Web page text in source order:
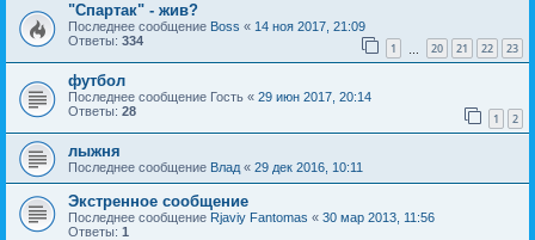
"Спартак" - жив?
Последнее сообщение Boss « 14 ноя 2017, 21:09
Ответы: 334 1 20 21 22 23
футбол
Последнее сообщение Гость « 29 июн 2017, 20:14
Ответы: 28 1 2
лыжня
Последнее сообщение Влад « 29 дек 2016, 10:11
Экстренное сообщение
Последнее сообщение Rjaviy Fantomas « 30 мар 2013, 11:56
Ответы: 1